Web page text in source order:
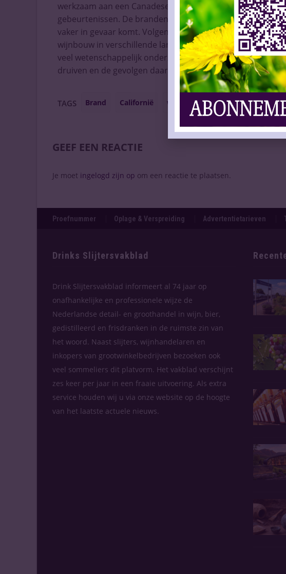
werkzaam aan een Canadese en Australische universiteit,
gebeurtenissen. De branden komen steeds vroeger in het
vaker in gevaar komt. Volgens Pesme zijn er veel
wijnbouw in verschillende landen treft, onder meer in
veel wetenschappelijk onderzoek gedaan naar smoke
druiven en de gevolgen daarvan op de wijn.
TAGS Brand Californië wijnmakerijen
GEEF EEN REACTIE
Je moet ingelogd zijn op om een reactie te plaatsen.
Proefnummer Oplage & Verspreiding Advertentietarieven
Drinks Slijtersvakblad
Drink Slijtersvakblad informeert al 74 jaar op
onafhankelijke en professionele wijze de
Nederlandse detail- en groothandel in wijn, bier,
gedistilleerd en frisdranken in de ruimste zin van
het woord. Naast slijters, wijnhandelaren en
inkopers van grootwinkelbedrijven bezoeken ook
veel sommeliers dit platvorm. Het vakblad verschijnt
zes keer per jaar in een fraaie uitvoering. Als extra
service houden wij u via onze website op de hoogte
van het laatste actuele nieuws.